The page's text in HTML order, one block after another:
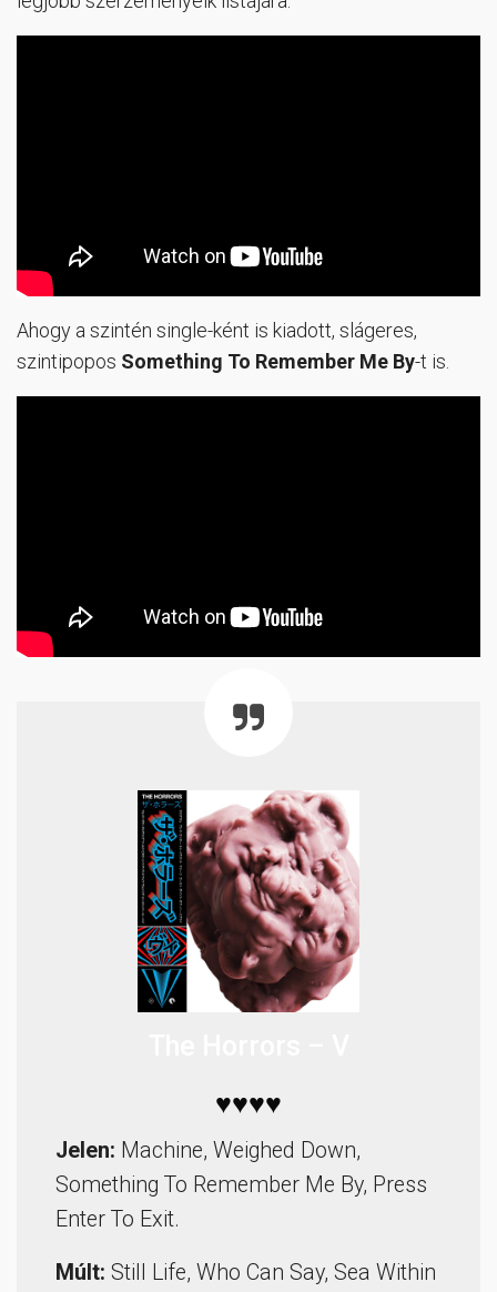
Ahogy a szintén single-ként is kiadott, slágeres,
szintipopos Something To Remember Me By-t is.
♥♥♥♥
Jelen: Machine, Weighed Down,
Something To Remember Me By, Press
Enter To Exit.
Múlt: Still Life, Who Can Say, Sea Within